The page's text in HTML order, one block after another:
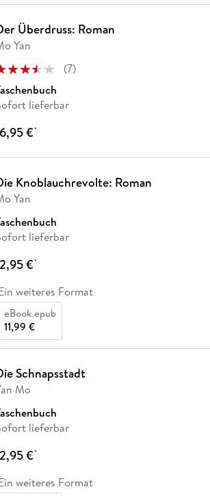
Überdruss: Roman
Yan
(7)
lieferbar
€*
Knoblauchrevolte: Roman
Yan
lieferbar
€*
weiteres Format
eBook epub
11,99 €
Schnapsstadt
Mo
lieferbar
€*
weiteres Format